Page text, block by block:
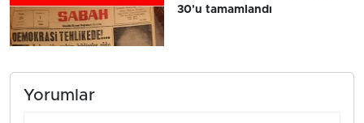
30'u tamamlandı
Yorumlar